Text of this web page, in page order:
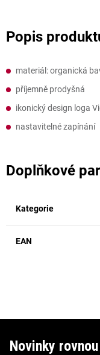
materiál: organická
příjemně prodyšná
ikonický design loga
nastavitelné zapínání
Doplňkové
Kategorie
EAN
Novinky